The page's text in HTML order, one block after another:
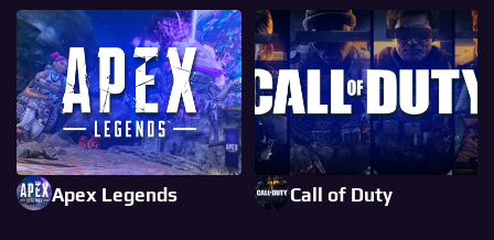
Apex Legends Call of Duty